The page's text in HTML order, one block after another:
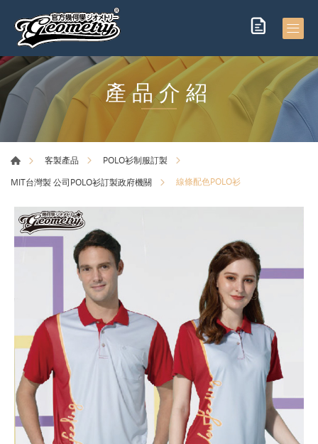
產品介紹
客製產品
POLO衫制服訂製
MIT台灣製 公司POLO衫訂製政府機關
線條配色POLO衫